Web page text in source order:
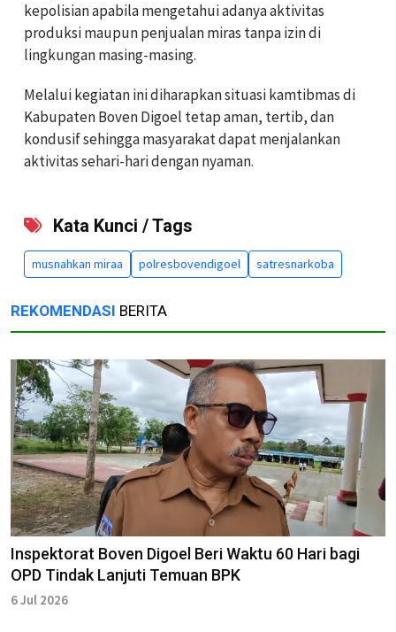
kepolisian apabila mengetahui adanya aktivitas
produksi maupun penjualan miras tanpa izin di
lingkungan masing-masing.
Melalui kegiatan ini diharapkan situasi kamtibmas di
Kabupaten Boven Digoel tetap aman, tertib, dan
kondusif sehingga masyarakat dapat menjalankan
aktivitas sehari-hari dengan nyaman.
Kata Kunci / Tags
musnahkan miraa polresbovendigoel satresnarkoba
REKOMENDASI BERITA
Inspektorat Boven Digoel Beri Waktu 60 Hari bagi
OPD Tindak Lanjuti Temuan BPK
6 Jul 2026